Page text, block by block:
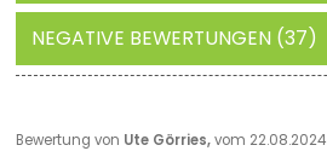
NEGATIVE BEWERTUNGEN (37)
Bewertung von Ute Görries,vom 22.08.2024